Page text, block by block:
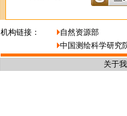
机构链接： 自然资源部
中国测绘科学研究
关于